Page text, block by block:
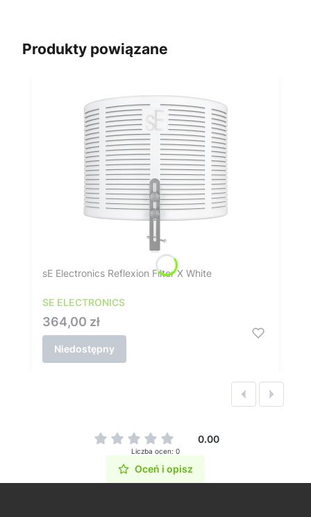
Produkty powiązane
sE Electronics Reflexion Filter X White
SE ELECTRONICS
Cena
364,00 zł
Niedostępny
0.00
Liczba ocen: 0
Oceń i opisz